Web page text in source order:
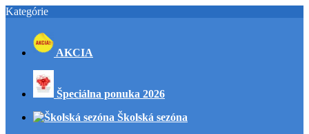
Kategórie
AKCIA
Špeciálna ponuka 2026
Školská sezóna